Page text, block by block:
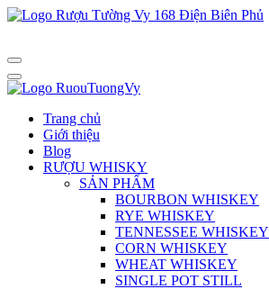
Trang chủ
Giới thiệu
Blog
RƯỢU WHISKY
SẢN PHẨM
BOURBON WHISKEY
RYE WHISKEY
TENNESSEE WHISKEY
CORN WHISKEY
WHEAT WHISKEY
SINGLE POT STILL